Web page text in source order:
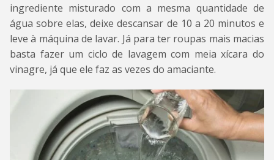
ingrediente misturado com a mesma quantidade de
água sobre elas, deixe descansar de 10 a 20 minutos e
leve à máquina de lavar. Já para ter roupas mais macias
basta fazer um ciclo de lavagem com meia xícara do
vinagre, já que ele faz as vezes do amaciante.